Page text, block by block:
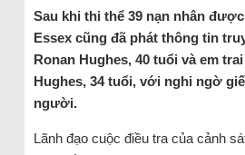
Sau khi thi thể 39 nạn nhân
Essex cũng đã phát thông tin
Ronan Hughes, 40 tuổi và em
Hughes, 34 tuổi, với nghi ngờ
người.
Lãnh đạo cuộc điều tra của cảnh